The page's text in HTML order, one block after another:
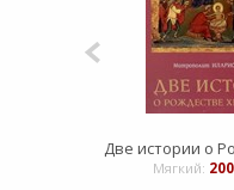
Мягкий: